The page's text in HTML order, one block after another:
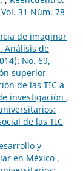
31 Núm. 78
de imaginar
Análisis de
No. 69,
superior
de las TIC a
investigación ,
de las TIC
y
en México ,